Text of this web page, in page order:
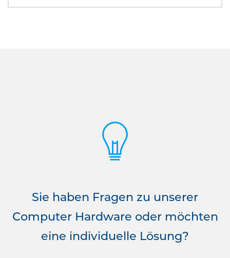
Sie haben Fragen zu unserer
Computer Hardware oder möchten
eine individuelle Lösung?